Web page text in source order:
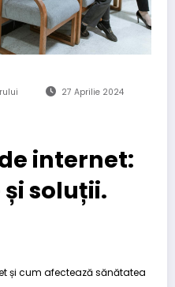
27 Aprilie 2024
internet:
soluții.
și cum afectează sănătatea